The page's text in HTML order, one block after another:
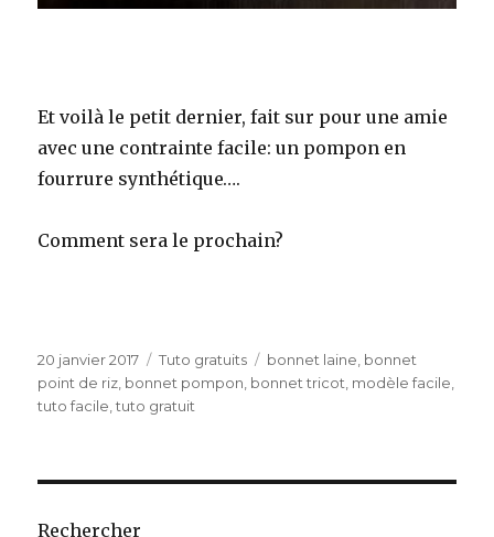
Et voilà le petit dernier, fait sur pour une amie
avec une contrainte facile: un pompon en
fourrure synthétique….
Comment sera le prochain?
Publié
le
20 janvier 2017 Catégories
Tuto gratuits Étiquettes
bonnet laine, bonnet
point de riz, bonnet pompon, bonnet tricot, modèle facile,
tuto facile,tuto gratuit
Rechercher